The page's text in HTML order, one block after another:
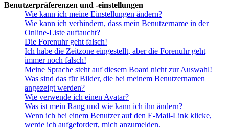
Benutzerpräferenzen und -einstellungen
Wie kann ich meine Einstellungen ändern?
Wie kann ich verhindern, dass mein Benutzername in der
Online-Liste auftaucht?
Die Forenuhr geht falsch!
Ich habe die Zeitzone eingestellt, aber die Forenuhr geht
immer noch falsch!
Meine Sprache steht auf diesem Board nicht zur Auswahl!
Was sind das für Bilder, die bei meinem Benutzernamen
angezeigt werden?
Wie verwende ich einen Avatar?
Was ist mein Rang und wie kann ich ihn ändern?
Wenn ich bei einem Benutzer auf den E-Mail-Link klicke,
werde ich aufgefordert, mich anzumelden.